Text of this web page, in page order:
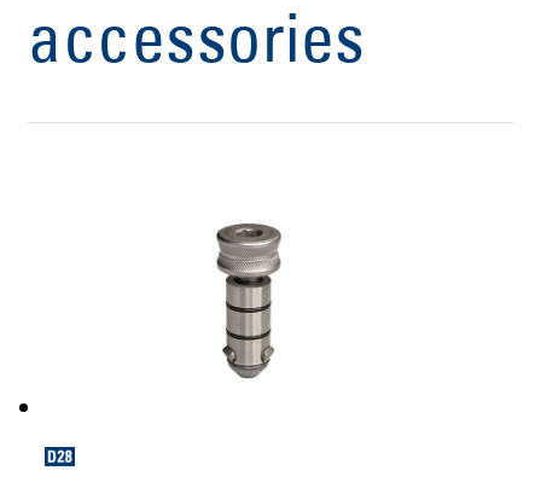
accessories